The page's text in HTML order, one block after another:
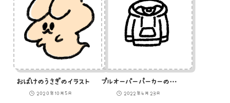
おばけのうさぎのイラスト
2020年10月5日
プルオーバーパーカーのアイコン
2022年4月23日